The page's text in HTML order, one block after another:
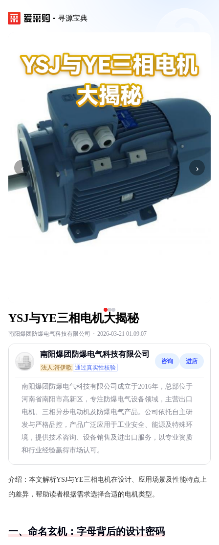
寻源宝典
‹ ›
YSJ与YE三相电机大揭秘
南阳爆团防爆电气科技有限公司 · 2026-03-21 01:09:07
南阳爆团防爆电气科技有限公司
法人:符伊歌 通过真实性核验
咨询 进店
南阳爆团防爆电气科技有限公司成立于2016年，总部位于
河南省南阳市高新区，专注防爆电气设备领域，主营出口
电机、三相异步电动机及防爆电气产品。公司依托自主研
发与严格品控，产品广泛应用于工业安全、能源及特殊环
境，提供技术咨询、设备销售及进出口服务，以专业资质
和行业经验赢得市场认可。
介绍： 本文解析YSJ与YE三相电机在设计、应用场景及性能特点上
的差异，帮助读者根据需求选择合适的电机类型。
一、命名玄机：字母背后的设计密码